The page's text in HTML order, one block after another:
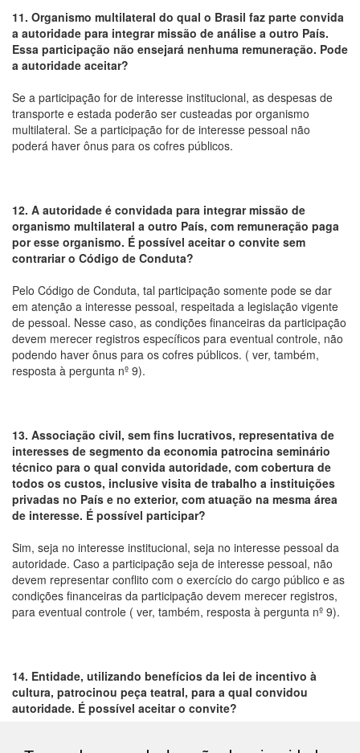
11. Organismo multilateral do qual o Brasil faz parte convida
a autoridade para integrar missão de análise a outro País.
Essa participação não ensejará nenhuma remuneração. Pode
a autoridade aceitar?
Se a participação for de interesse institucional, as despesas de
transporte e estada poderão ser custeadas por organismo
multilateral. Se a participação for de interesse pessoal não
poderá haver ônus para os cofres públicos.
12. A autoridade é convidada para integrar missão de
organismo multilateral a outro País, com remuneração paga
por esse organismo. É possível aceitar o convite sem
contrariar o Código de Conduta?
Pelo Código de Conduta, tal participação somente pode se dar
em atenção a interesse pessoal, respeitada a legislação vigente
de pessoal. Nesse caso, as condições financeiras da participação
devem merecer registros específicos para eventual controle, não
podendo haver ônus para os cofres públicos. ( ver, também,
resposta à pergunta nº 9).
13. Associação civil, sem fins lucrativos, representativa de
interesses de segmento da economia patrocina seminário
técnico para o qual convida autoridade, com cobertura de
todos os custos, inclusive visita de trabalho a instituições
privadas no País e no exterior, com atuação na mesma área
de interesse. É possível participar?
Sim, seja no interesse institucional, seja no interesse pessoal da
autoridade. Caso a participação seja de interesse pessoal, não
devem representar conflito com o exercício do cargo público e as
condições financeiras da participação devem merecer registros,
para eventual controle ( ver, também, resposta à pergunta nº 9).
14. Entidade, utilizando benefícios da lei de incentivo à
cultura, patrocinou peça teatral, para a qual convidou
autoridade. É possível aceitar o convite?